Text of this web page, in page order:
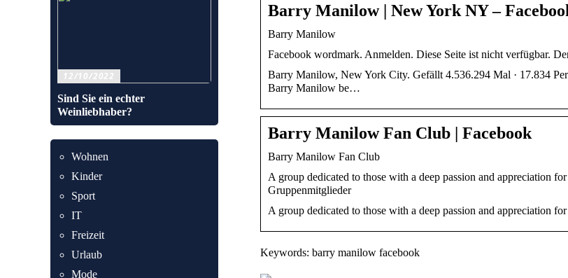
Barry Manilow | New York NY –
Barry Manilow
Facebook wordmark. Anmelden. Diese Seite ist nicht verfügbar.
Barry Manilow, New York City. Gefällt 4.536.294 Mal · 17.834
Barry Manilow be…
Barry Manilow Fan Club | Facebook
Barry Manilow Fan Club
A group dedicated to those with a deep passion and appreciation
Gruppenmitglieder
A group dedicated to those with a deep passion and appreciation
Keywords: barry manilow facebook
12/10/2022
Sind Sie ein echter
Weinliebhaber?
Wohnen
Kinder
Sport
IT
Freizeit
Urlaub
Mode